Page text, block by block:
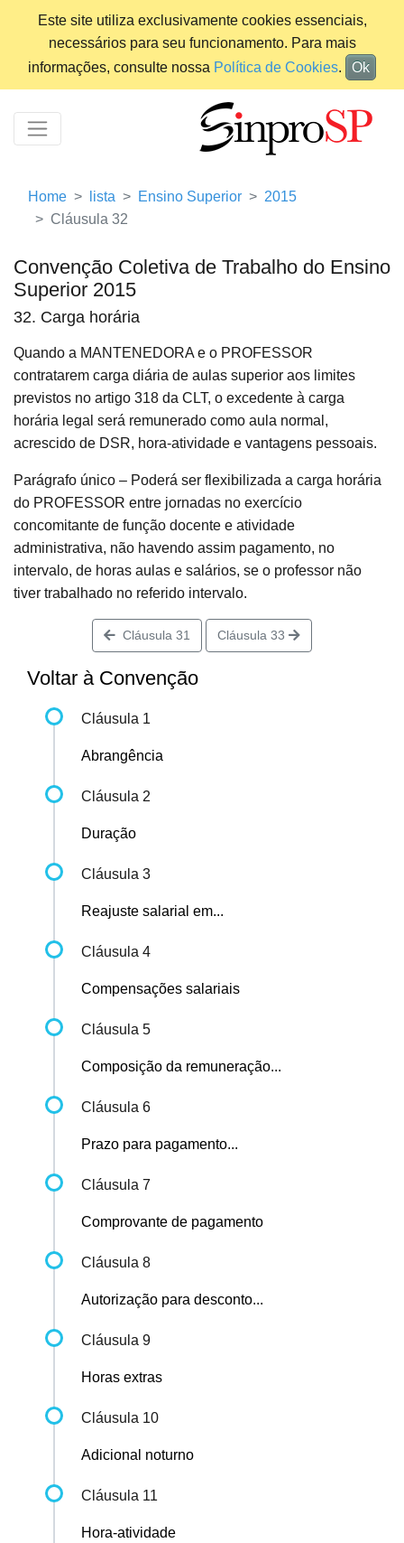
Este site utiliza exclusivamente cookies essenciais,
necessários para seu funcionamento. Para mais
informações, consulte nossa Política de Cookies. Ok
Home lista Ensino Superior
2015
Cláusula 32
Convenção Coletiva de Trabalho do Ensino
Superior 2015
32. Carga horária
Quando a MANTENEDORA e o PROFESSOR
contratarem carga diária de aulas superior aos limites
previstos no artigo 318 da CLT, o excedente à carga
horária legal será remunerado como aula normal,
acrescido de DSR, hora-atividade e vantagens pessoais.
Parágrafo único – Poderá ser flexibilizada a carga horária
do PROFESSOR entre jornadas no exercício
concomitante de função docente e atividade
administrativa, não havendo assim pagamento, no
intervalo, de horas aulas e salários, se o professor não
tiver trabalhado no referido intervalo.
Cláusula 31 Cláusula 33
Voltar à Convenção
Cláusula 1
Abrangência
Cláusula 2
Duração
Cláusula 3
Reajuste salarial em...
Cláusula 4
Compensações salariais
Cláusula 5
Composição da remuneração...
Cláusula 6
Prazo para pagamento...
Cláusula 7
Comprovante de pagamento
Cláusula 8
Autorização para desconto...
Cláusula 9
Horas extras
Cláusula 10
Adicional noturno
Cláusula 11
Hora-atividade